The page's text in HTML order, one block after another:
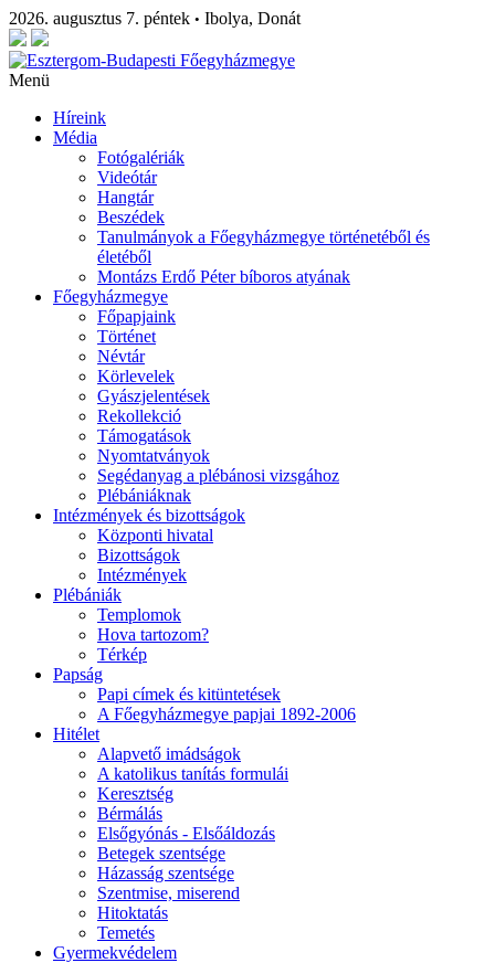
2026. augusztus 7. péntek • Ibolya, Donát
Menü
Híreink
Média
Fotógalériák
Videótár
Hangtár
Beszédek
Tanulmányok a Főegyházmegye történetéből és
életéből
Montázs Erdő Péter bíboros atyának
Főegyházmegye
Főpapjaink
Történet
Névtár
Körlevelek
Gyászjelentések
Rekollekció
Támogatások
Nyomtatványok
Segédanyag a plébánosi vizsgához
Plébániáknak
Intézmények és bizottságok
Központi hivatal
Bizottságok
Intézmények
Plébániák
Templomok
Hova tartozom?
Térkép
Papság
Papi címek és kitüntetések
A Főegyházmegye papjai 1892-2006
Hitélet
Alapvető imádságok
A katolikus tanítás formulái
Keresztség
Bérmálás
Elsőgyónás - Elsőáldozás
Betegek szentsége
Házasság szentsége
Szentmise, miserend
Hitoktatás
Temetés
Gyermekvédelem